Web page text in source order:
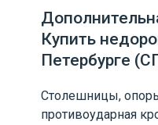
Купить
Петербурге
Столешницы,
противоударная